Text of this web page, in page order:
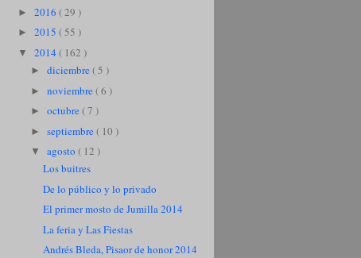
► 2016 ( 29 )
► 2015 ( 55 )
▼ 2014 ( 162 )
► diciembre( 5 )
► noviembre( 6 )
► octubre( 7 )
► septiembre( 10 )
▼ agosto ( 12 )
Los buitres
De lo público y lo privado
El primer mosto de Jumilla 2014
La feria y Las Fiestas
Andrés Bleda, Pisaor de honor 2014